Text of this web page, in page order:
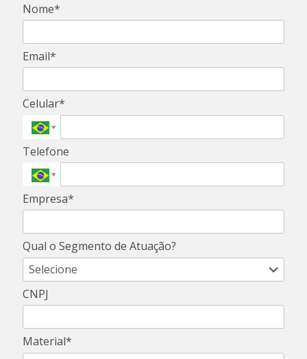
Nome*
Email*
Celular*
Telefone
Empresa*
Qual o Segmento de Atuação?
CNPJ
Material*